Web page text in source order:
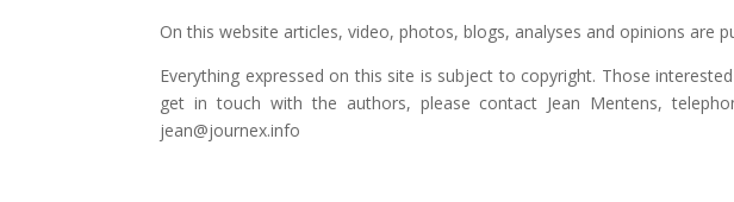
On this website articles, video, photos, blogs, analyses and opinions are
Everything expressed on this site is subject to copyright. Those
get in touch with the authors, please contact Jean Mentens,
jean@journex.info